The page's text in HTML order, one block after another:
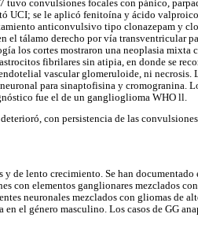
tuvo convulsiones focales con pánico,
UCI; se le aplicó fenitoína y ácido
anticonvulsivo tipo clonazepam y
el tálamo derecho por vía transventricular
los cortes mostraron una neoplasia
fibrilares sin atipia, en donde se
vascular glomeruloide, ni necrosis.
para sinaptofisina y cromogranina.
fue el de un ganglioglioma WHO ll.
con persistencia de las
de lento crecimiento. Se han documentado
con elementos ganglionares mezclados
neuronales mezclados con gliomas de
el género masculino. Los casos de GG